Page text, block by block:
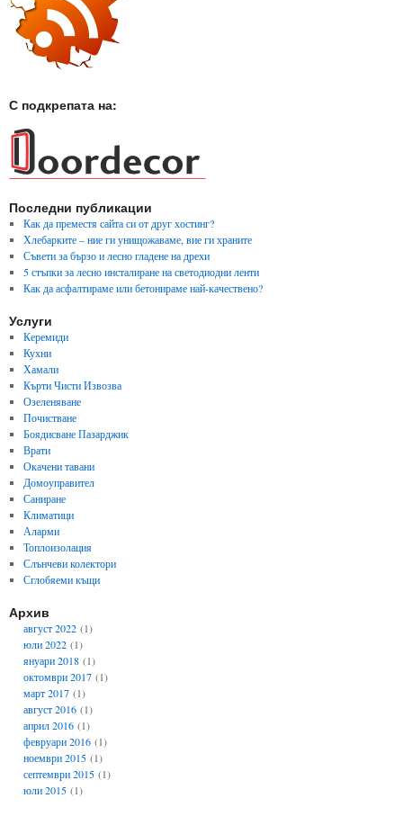
С подкрепата на:
Последни публикации
Как да преместя сайта си от друг хостинг?
Хлебарките – ние ги унищожаваме, вие ги храните
Съвети за бързо и лесно гладене на дрехи
5 стъпки за лесно инсталиране на светодиодни ленти
Как да асфалтираме или бетонираме най-качествено?
Услуги
Керемиди
Кухни
Хамали
Кърти Чисти Извозва
Озеленяване
Почистване
Боядисване Пазарджик
Врати
Окачени тавани
Домоуправител
Саниране
Климатици
Аларми
Топлоизолация
Слънчеви колектори
Сглобяеми къщи
Архив
август 2022(1)
юли 2022(1)
януари 2018(1)
октомври 2017(1)
март 2017(1)
август 2016(1)
април 2016(1)
февруари 2016(1)
ноември 2015(1)
септември 2015(1)
юли 2015(1)